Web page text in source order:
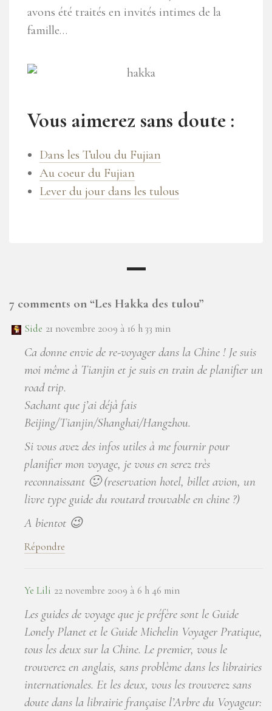
avons été traités en invités intimes de la
famille…
Vous aimerez sans doute :
Dans les Tulou du Fujian
Au coeur du Fujian
Lever du jour dans les tulous
7 comments on “Les Hakka des tulou”
Side 21 novembre 2009 à 16 h 33 min
Ca donne envie de re-voyager dans la Chine ! Je suis
moi même à Tianjin et je suis en train de planifier un
road trip.
Sachant que j’ai déjà fais
Beijing/Tianjin/Shanghai/Hangzhou.
Si vous avez des infos utiles à me fournir pour
planifier mon voyage, je vous en serez très
reconnaissant 🙂 (reservation hotel, billet avion, un
livre type guide du routard trouvable en chine ?)
A bientot 😉
Répondre
Ye Lili 22 novembre 2009 à 6 h 46 min
Les guides de voyage que je préfère sont le Guide
Lonely Planet et le Guide Michelin Voyager Pratique,
tous les deux sur la Chine. Le premier, vous le
trouverez en anglais, sans problème dans les librairies
internationales. Et les deux, vous les trouverez sans
doute dans la librairie française l’Arbre du Voyageur: